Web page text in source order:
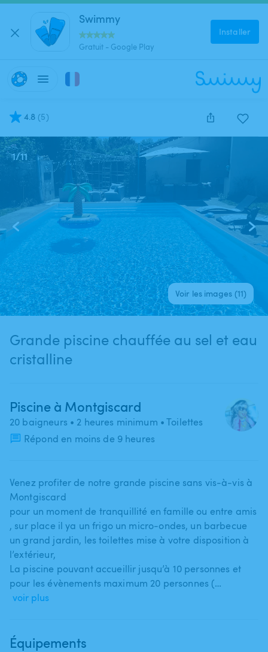
Swimmy
Gratuit - Google Play
Installer
4.8 (5)
1/11
Voir les images (11)
Grande piscine chauffée au sel et eau
cristalline
Piscine à Montgiscard
20 baigneurs • 2 heures minimum • Toilettes
Répond en moins de 9 heures
Venez profiter de notre grande piscine sans vis-à-vis à
Montgiscard
pour un moment de tranquillité en famille ou entre amis​
,​ sur place il ya un frigo un micro-ondes​,​ un barbecue
un grand jardin​,​ les toilettes mise à votre disposition à
l’extérieur​,​
La piscine pouvant accueillir jusqu’à 10 personnes et
pour les évènements maximum 20 personnes (…
voir plus
Équipements